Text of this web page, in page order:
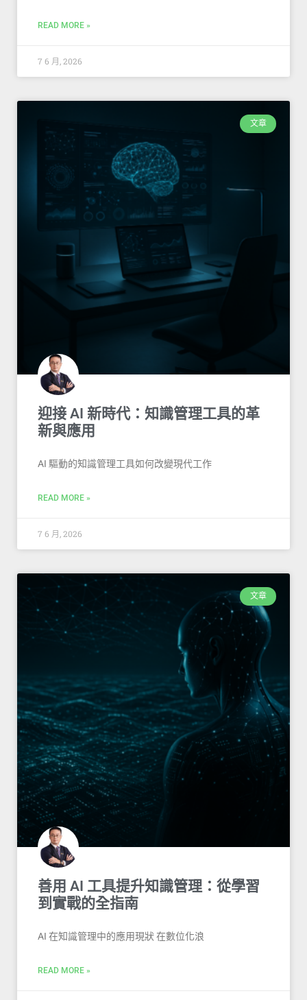
READ MORE »
7 6 月, 2026
文章
迎接 AI 新時代：知識管理工具的革
新與應用
AI 驅動的知識管理工具如何改變現代工作
READ MORE »
7 6 月, 2026
文章
善用 AI 工具提升知識管理：從學習
到實戰的全指南
AI 在知識管理中的應用現狀 在數位化浪
READ MORE »